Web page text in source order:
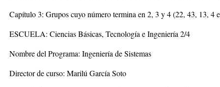
Capítulo 3: Grupos cuyo número termina en 2, 3 y 4 (22, 43, 13, 4
ESCUELA: Ciencias Básicas, Tecnología e Ingeniería 2/4
Nombre del Programa: Ingeniería de Sistemas
Director de curso: Marilú García Soto